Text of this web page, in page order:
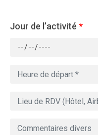
Jour de l’activité *